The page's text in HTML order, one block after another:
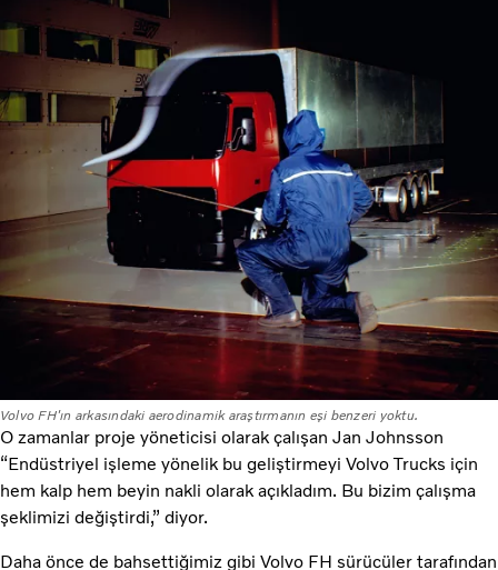
Volvo FH'ın arkasındaki aerodinamik araştırmanın eşi benzeri yoktu.
O zamanlar proje yöneticisi olarak çalışan Jan Johnsson
“Endüstriyel işleme yönelik bu geliştirmeyi Volvo Trucks için
hem kalp hem beyin nakli olarak açıkladım. Bu bizim çalışma
şeklimizi değiştirdi,” diyor.
Daha önce de bahsettiğimiz gibi Volvo FH sürücüler tarafından